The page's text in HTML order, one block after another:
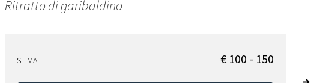
Ritratto di garibaldino
STIMA € 100 - 150